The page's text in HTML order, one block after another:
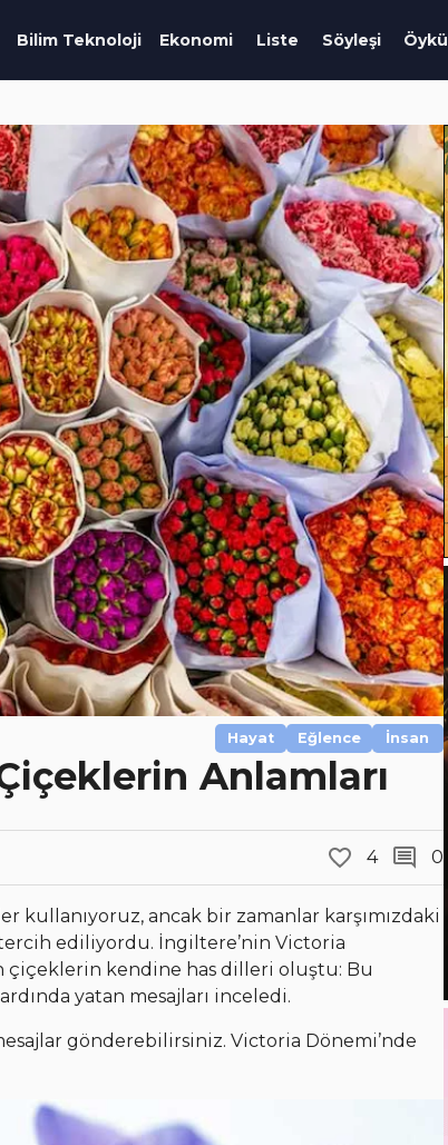
Bilim Teknoloji Ekonomi Liste Söyleşi Öykü
Hayat Eğlence İnsan
Anlamları
4 0
kullanıyoruz, ancak bir zamanlar karşımızdaki
ediliyordu. İngiltere’nin Victoria
çiçeklerin kendine has dilleri oluştu: Bu
yatan mesajları inceledi.
gönderebilirsiniz. Victoria Dönemi’nde